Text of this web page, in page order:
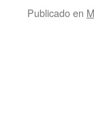
Publicado en